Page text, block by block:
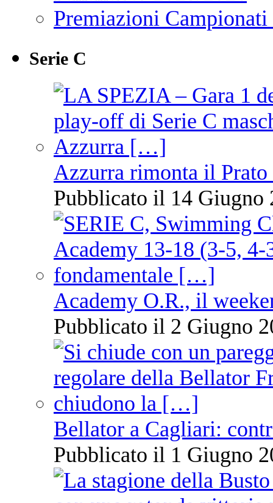
Premiazioni
Serie C
Azzurra rimonta il Prato
Pubblicato il 14 Giugno
Academy O.R., il
Pubblicato il 2 Giugno
Bellator a Cagliari:
Pubblicato il 1 Giugno